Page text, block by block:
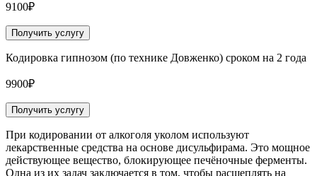
9100₽
Получить услугу
Кодировка гипнозом (по технике Довженко) сроком на 2 года
9900₽
Получить услугу
При кодировании от алкоголя уколом используют
лекарственные средства на основе дисульфирама. Это мощное
действующее вещество, блокирующее печёночные ферменты.
Одна из их задач заключается в том, чтобы расщеплять на